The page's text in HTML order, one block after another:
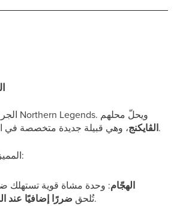
الجرمان غير موجودين في Northern Legends. ويحلّ محلهم
الڤايكنج، وهي قبيلة جديدة متخصصة في الحرب البحرية والنهب.
المميزات الرئيسية للڤايكنج:
الهجّام: وحدة مشاة قوية تستهلك
تُلحق ضررًا إضافيًا عند
عند الهجوم.